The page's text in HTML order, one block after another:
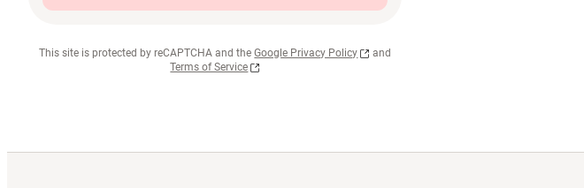
This site is protected by reCAPTCHA and the Google Privacy Policy
and
Terms of Service